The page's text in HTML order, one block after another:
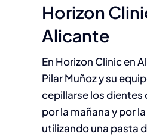
Horizon
Alicante
En Horizon Clinic en
Pilar Muñoz y su
cepillarse los dientes
por la mañana y por
utilizando una pasta